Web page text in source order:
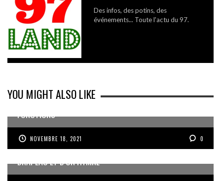
Des infos, des potins, des
événements... Toute l'actu du 97.
YOU MIGHT ALSO LIKE
LE DIRECTEUR DU CHU DE MARTINIQUE QUITTE SES
FONCTIONS
NOVEMBRE 18, 2021 0
ANNULATION DE L’ACTE DOTANT LA MARTINIQUE D’UN
DRAPEAU ET D’UN HYMNE